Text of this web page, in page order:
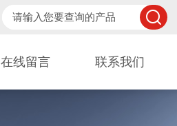
在线留言 联系我们